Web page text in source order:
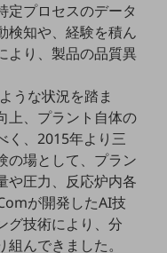
定プロセスのデータ
検知や、経験を積ん
より、製品の品質異
うな状況を踏ま
上、プラント自体の
く、2015年より三
の場として、プラン
や圧力、反応炉内各
が開発したAI技
グ技術により、分
んできました。